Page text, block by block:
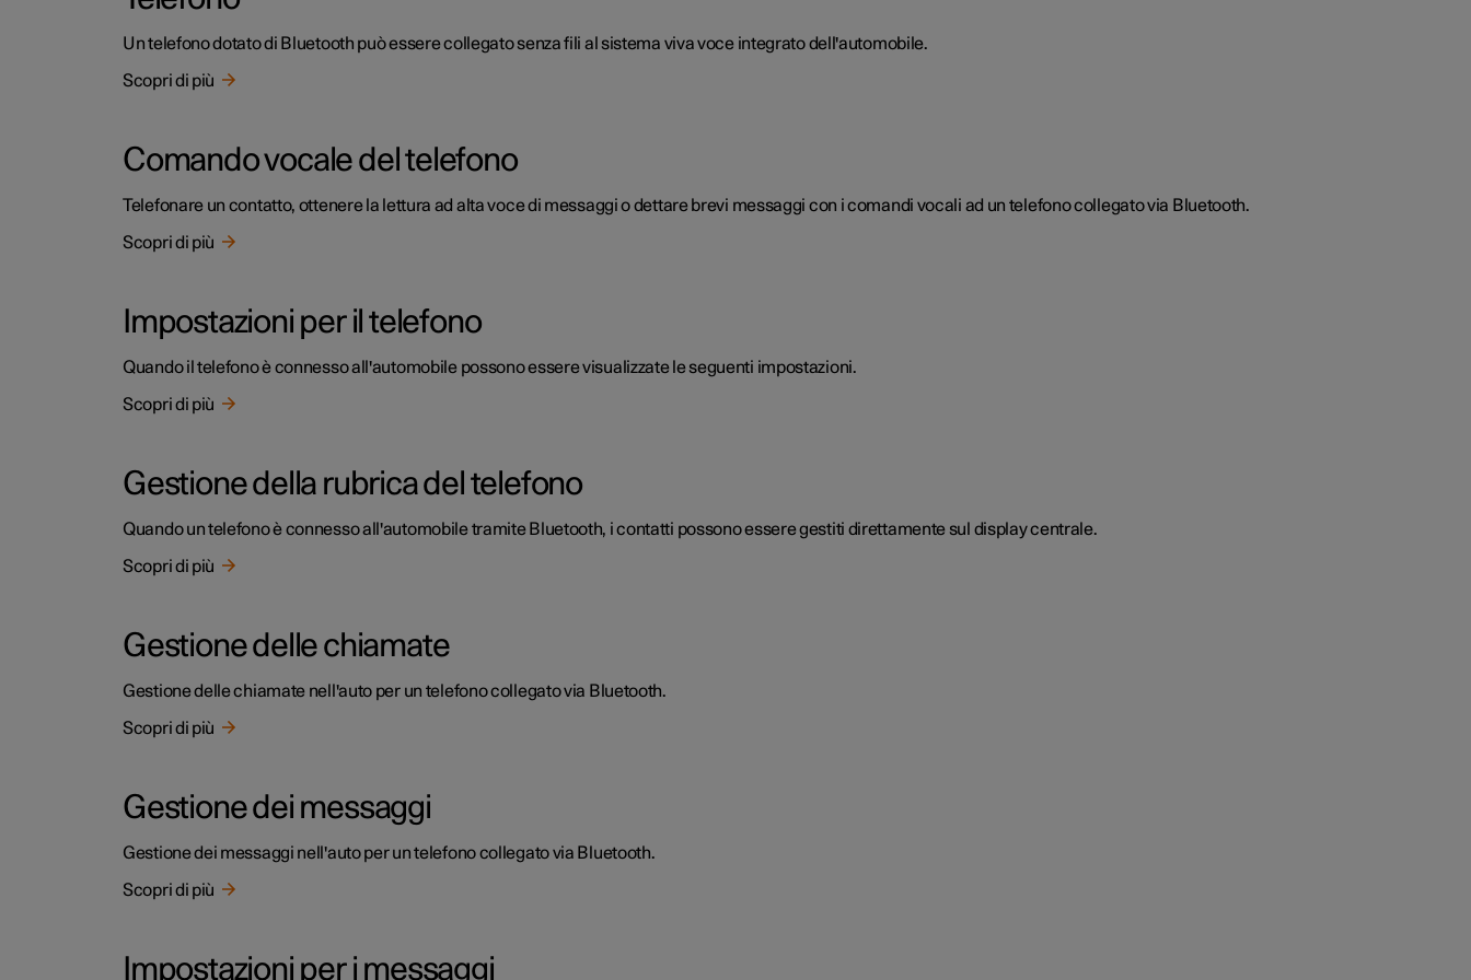
Un telefono dotato di Bluetooth può essere collegato senza fili al sistema viva voce integrato dell'automobile.
Scopri di più
Comando vocale del telefono
Telefonare un contatto, ottenere la lettura ad alta voce di messaggi o dettare brevi messaggi con i comandi vocali ad un telefono collegato via Bluetooth.
Scopri di più
Impostazioni per il telefono
Quando il telefono è connesso all'automobile possono essere visualizzate le seguenti impostazioni.
Scopri di più
Gestione della rubrica del telefono
Quando un telefono è connesso all'automobile tramite Bluetooth, i contatti possono essere gestiti direttamente sul display centrale.
Scopri di più
Gestione delle chiamate
Gestione delle chiamate nell'auto per un telefono collegato via Bluetooth.
Scopri di più
Gestione dei messaggi
Gestione dei messaggi nell'auto per un telefono collegato via Bluetooth.
Scopri di più
Impostazioni per i messaggi